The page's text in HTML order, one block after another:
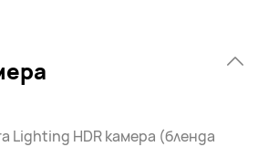
Lighting HDR камера (бленда